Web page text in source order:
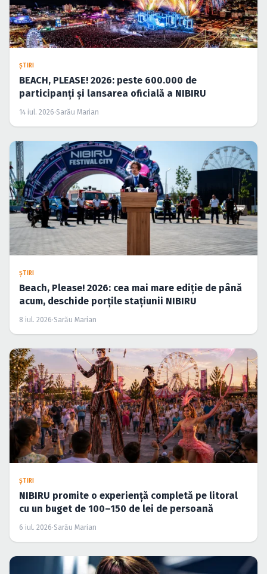
ŞTIRI
BEACH, PLEASE! 2026: peste 600.000 de
participanți și lansarea oficială a NIBIRU
14 iul. 2026·Sarău Marian
ŞTIRI
Beach, Please! 2026: cea mai mare ediție de până
acum, deschide porțile stațiunii NIBIRU
8 iul. 2026·Sarău Marian
ŞTIRI
NIBIRU promite o experiență completă pe litoral
cu un buget de 100–150 de lei de persoană
6 iul. 2026·Sarău Marian